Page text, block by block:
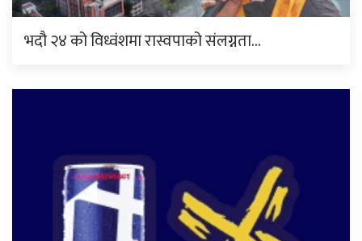
भदौ २४ को विध्वंशमा रास्वपाको संलग्नता…